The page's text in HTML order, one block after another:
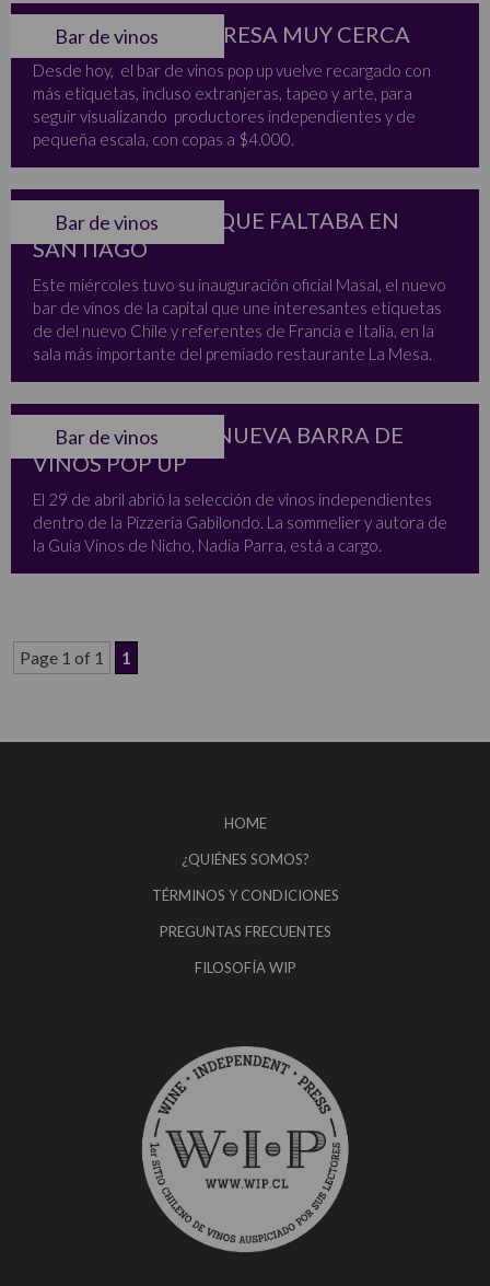
Bar de vinos
WINE REBELS REGRESA MUY CERCA
Desde hoy, el bar de vinos pop up vuelve recargado con
más etiquetas, incluso extranjeras, tapeo y arte, para
seguir visualizando productores independientes y de
pequeña escala, con copas a $4.000.
Bar de vinos
EL BAR DE VINOS QUE FALTABA EN
SANTIAGO
Este miércoles tuvo su inauguración oficial Masal, el nuevo
bar de vinos de la capital que une interesantes etiquetas
de del nuevo Chile y referentes de Francia e Italia, en la
sala más importante del premiado restaurante La Mesa.
Bar de vinos
WINE REBELS, LA NUEVA BARRA DE
VINOS POP UP
El 29 de abril abrió la selección de vinos independientes
dentro de la Pizzería Gabilondo. La sommelier y autora de
la Guía Vinos de Nicho, Nadia Parra, está a cargo.
Page 1 of 1 1
HOME
¿QUIÉNES SOMOS?
TÉRMINOS Y CONDICIONES
PREGUNTAS FRECUENTES
FILOSOFÍA WIP